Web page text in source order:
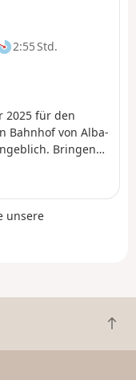
2:55 Std.
2025 für den
Bahnhof von Alba-
Bringen
einer 900 m
unsere
Z
u